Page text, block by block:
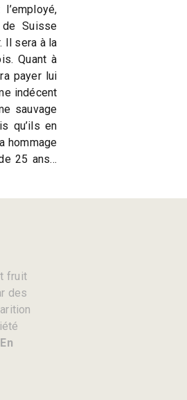
Suisse
Il sera à la
Quant à
payer lui
indécent
sauvage
qu’ils en
hommage
25 ans…
fruit
des
En